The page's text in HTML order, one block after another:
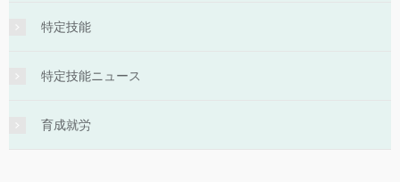
特定技能
特定技能ニュース
育成就労